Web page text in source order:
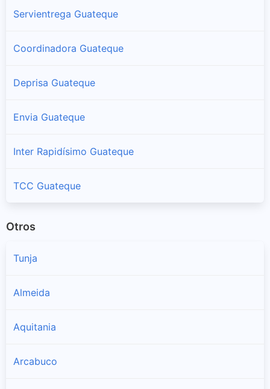
Servientrega Guateque
Coordinadora Guateque
Deprisa Guateque
Envia Guateque
Inter Rapidísimo Guateque
TCC Guateque
Otros
Tunja
Almeida
Aquitania
Arcabuco